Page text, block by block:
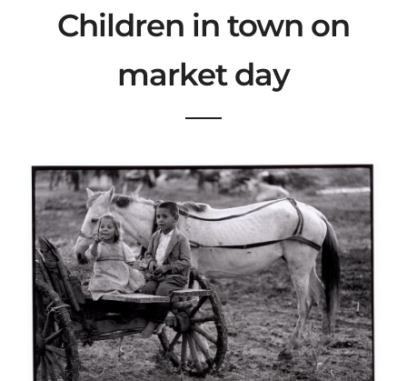
Children in town on
market day